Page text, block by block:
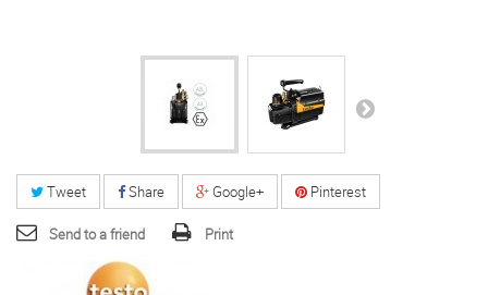
Tweet Share Google+ Pinterest
Send to a friend Print